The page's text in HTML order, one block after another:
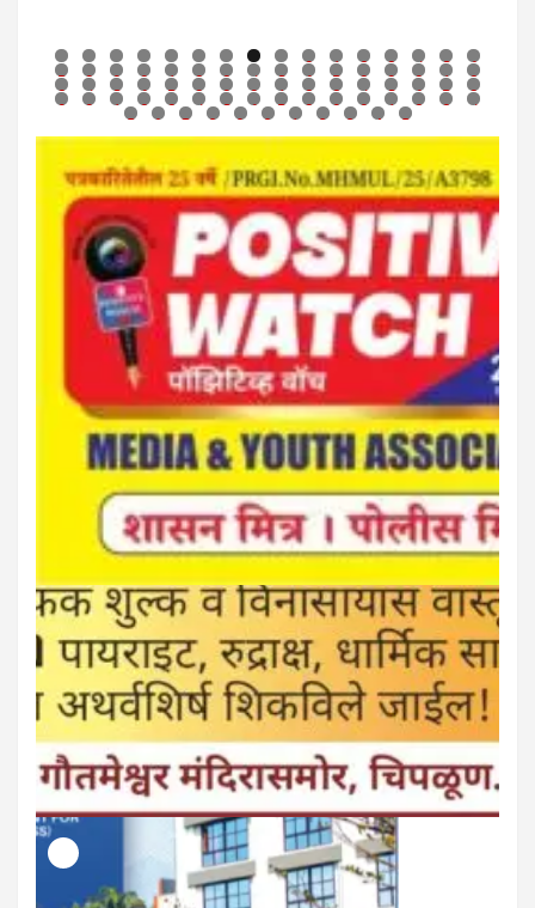
0 1 2 3 4 5 6
7 8 9 0 1 2 3 4 5 6 7 8 9 0 1 2
3 4 5 6 7 8 9 0 1 2 3 4 5 6 7 8
9 0 1 2 3 4 5 6 7 8 9 0 1 2 3 4
5 6 7 8 9 0 1 2 3 4 5